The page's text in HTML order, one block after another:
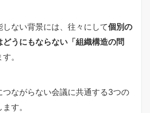
ない背景には、往々にして個別の
うにもならない「組織構造の問
。
つながらない会議に共通する3つの
す。